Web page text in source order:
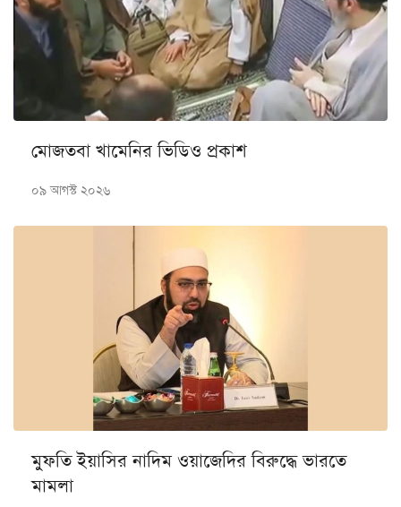
মোজতবা খামেনির ভিডিও প্রকাশ
০৯ আগস্ট ২০২৬
মুফতি ইয়াসির নাদিম ওয়াজেদির বিরুদ্ধে ভারতে
মামলা